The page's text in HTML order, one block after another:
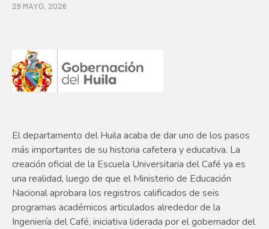
29 MAYO, 2026
El departamento del Huila acaba de dar uno de los pasos
más importantes de su historia cafetera y educativa. La
creación oficial de la Escuela Universitaria del Café ya es
una realidad, luego de que el Ministerio de Educación
Nacional aprobara los registros calificados de seis
programas académicos articulados alrededor de la
Ingeniería del Café, iniciativa liderada por el gobernador del